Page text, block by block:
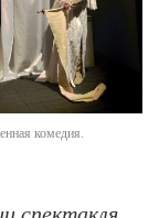
комедия.